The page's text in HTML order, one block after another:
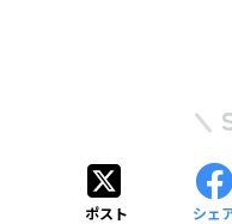
ポスト シェ